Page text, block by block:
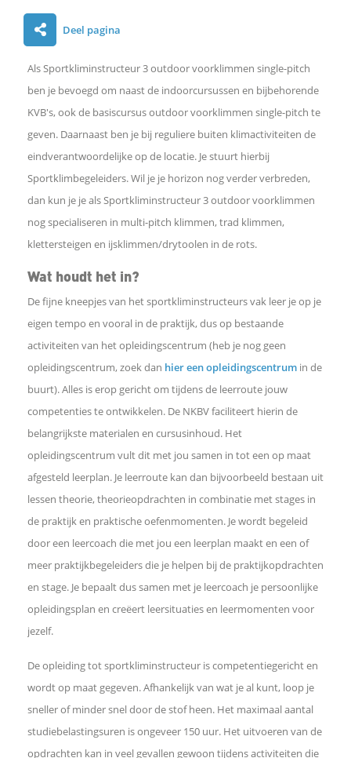
Deel pagina
e
e
n
p
F
c
e
o
e
e
n
p
L
n
k
d
I
W
a
A
p
p
k
m
d
e
Als Sportkliminstructeur 3 outdoor voorklimmen single-pitch
ben je bevoegd om naast de indoorcursussen en bijbehorende
KVB's, ook de basiscursus outdoor voorklimmen single-pitch te
geven. Daarnaast ben je bij reguliere buiten klimactiviteiten de
eindverantwoordelijke op de locatie. Je stuurt hierbij
Sportklimbegeleiders. Wil je je horizon nog verder verbreden,
dan kun je je als Sportkliminstructeur 3 outdoor voorklimmen
nog specialiseren in multi-pitch klimmen, trad klimmen,
klettersteigen en ijsklimmen/drytoolen in de rots.
Wat houdt het in?
De fijne kneepjes van het sportkliminstructeurs vak leer je op je
eigen tempo en vooral in de praktijk, dus op bestaande
activiteiten van het opleidingscentrum (heb je nog geen
opleidingscentrum, zoek dan hier een opleidingscentrum in de
buurt). Alles is erop gericht om tijdens de leerroute jouw
competenties te ontwikkelen. De NKBV faciliteert hierin de
belangrijkste materialen en cursusinhoud. Het
opleidingscentrum vult dit met jou samen in tot een op maat
afgesteld leerplan. Je leerroute kan dan bijvoorbeeld bestaan uit
lessen theorie, theorieopdrachten in combinatie met stages in
de praktijk en praktische oefenmomenten. Je wordt begeleid
door een leercoach die met jou een leerplan maakt en een of
meer praktijkbegeleiders die je helpen bij de praktijkopdrachten
en stage. Je bepaalt dus samen met je leercoach je persoonlijke
opleidingsplan en creëert leersituaties en leermomenten voor
jezelf.
De opleiding tot sportkliminstructeur is competentiegericht en
wordt op maat gegeven. Afhankelijk van wat je al kunt, loop je
sneller of minder snel door de stof heen. Het maximaal aantal
studiebelastingsuren is ongeveer 150 uur. Het uitvoeren van de
opdrachten kan in veel gevallen gewoon tijdens activiteiten die